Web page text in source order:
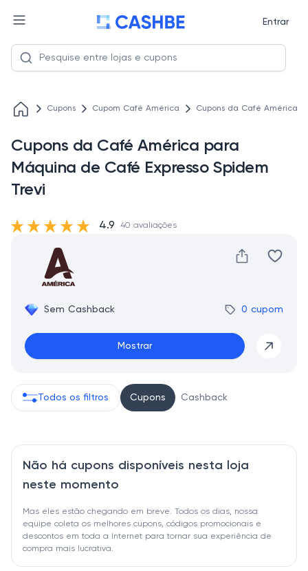
Entrar
Cupons Cupom Café América Cupons da Café América
Cupons da Café América para
Máquina de Café Expresso Spidem
Trevi
Sem Cashback 0 cupom
Mostrar
4.9 40 avaliações
Todos os filtros Cupons Cashback
Não há cupons disponíveis nesta loja
neste momento
Mas eles estão chegando em breve. Todos os dias, nossa
equipe coleta os melhores cupons, códigos promocionais e
descontos em toda a Internet para tornar sua experiência de
compra mais lucrativa.